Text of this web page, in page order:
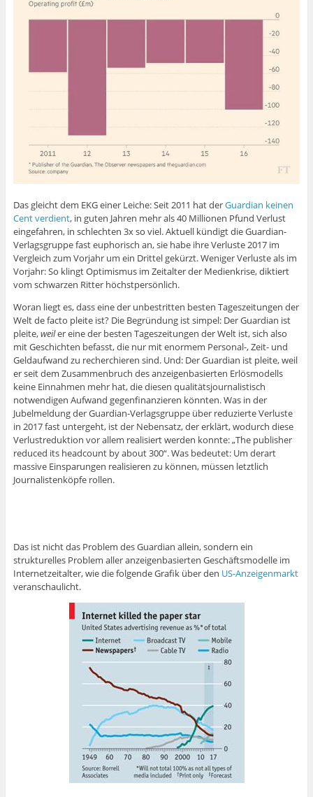
Das gleicht dem EKG einer Leiche: Seit 2011 hat derGuardian keinen
Cent verdient, in guten Jahren mehr als 40 Millionen Pfund Verlust
eingefahren, in schlechten 3x so viel. Aktuell kündigt die Guardian-
Verlagsgruppe fast euphorisch an, sie habe ihre Verluste 2017 im
Vergleich zum Vorjahr um ein Drittel gekürzt. Weniger Verluste als im
Vorjahr: So klingt Optimismus im Zeitalter der Medienkrise, diktiert
vom schwarzen Ritter höchstpersönlich.
Woran liegt es, dass eine der unbestritten besten Tageszeitungen der
Welt de facto pleite ist? Die Begründung ist simpel: Der Guardian ist
pleite,weiler eine der besten Tageszeitungen der Welt ist, sich also
mit Geschichten befasst, die nur mit enormem Personal-, Zeit- und
Geldaufwand zu recherchieren sind. Und: Der Guardian ist pleite, weil
er seit dem Zusammenbruch des anzeigenbasierten Erlösmodells
keine Einnahmen mehr hat, die diesen qualitätsjournalistisch
notwendigen Aufwand gegenfinanzieren könnten. Was in der
Jubelmeldung der Guardian-Verlagsgruppe über reduzierte Verluste
in 2017 fast untergeht, ist der Nebensatz, der erklärt, wodurch diese
Verlustreduktion vor allem realisiert werden konnte: „The publisher
reduced its headcount by about 300“. Was bedeutet: Um derart
massive Einsparungen realisieren zu können, müssen letztlich
Journalistenköpfe rollen.
Das ist nicht das Problem des Guardian allein, sondern ein
strukturelles Problem aller anzeigenbasierten Geschäftsmodelle im
Internetzeitalter, wie die folgende Grafik über den US-Anzeigenmarkt
veranschaulicht.